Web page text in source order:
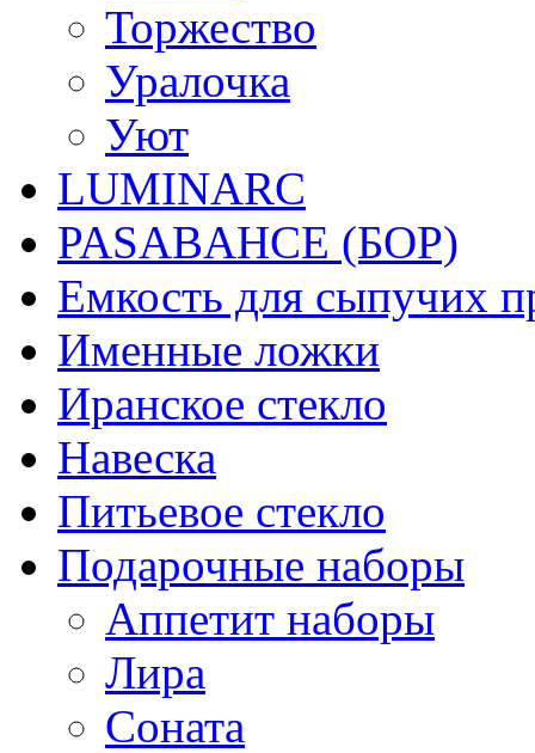
Торжество
Уралочка
Уют
LUMINARC
PASABAHCE (БОР)
Емкость для сыпучих
Именные ложки
Иранское стекло
Навеска
Питьевое стекло
Подарочные наборы
Аппетит наборы
Лира
Соната